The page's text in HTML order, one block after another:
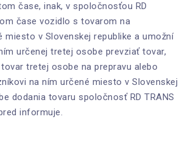
čase, inak, v spoločnosťou RD
čase vozidlo s tovarom na
miesto v Slovenskej republike a umožní
určenej tretej osobe prevziať tovar,
tretej osobe na prepravu alebo
na ním určené miesto v Slovenskej
dodania tovaru spoločnosť RD TRANS
informuje.